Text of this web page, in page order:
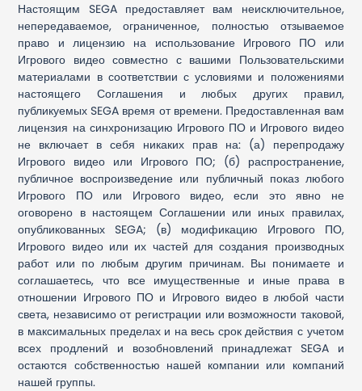
Настоящим SEGA предоставляет вам неисключительное,
непередаваемое, ограниченное, полностью отзываемое
право и лицензию на использование Игрового ПО или
Игрового видео совместно с вашими Пользовательскими
материалами в соответствии с условиями и положениями
настоящего Соглашения и любых других правил,
публикуемых SEGA время от времени. Предоставленная вам
лицензия на синхронизацию Игрового ПО и Игрового видео
не включает в себя никаких прав на: (а) перепродажу
Игрового видео или Игрового ПО; (б) распространение,
публичное воспроизведение или публичный показ любого
Игрового ПО или Игрового видео, если это явно не
оговорено в настоящем Соглашении или иных правилах,
опубликованных SEGA; (в) модификацию Игрового ПО,
Игрового видео или их частей для создания производных
работ или по любым другим причинам. Вы понимаете и
соглашаетесь, что все имущественные и иные права в
отношении Игрового ПО и Игрового видео в любой части
света, независимо от регистрации или возможности таковой,
в максимальных пределах и на весь срок действия с учетом
всех продлений и возобновлений принадлежат SEGA и
остаются собственностью нашей компании или компаний
нашей группы.